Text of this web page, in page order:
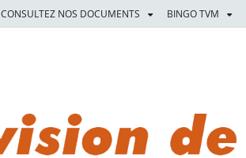
CONSULTEZ NOS DOCUMENTS BINGO TVM